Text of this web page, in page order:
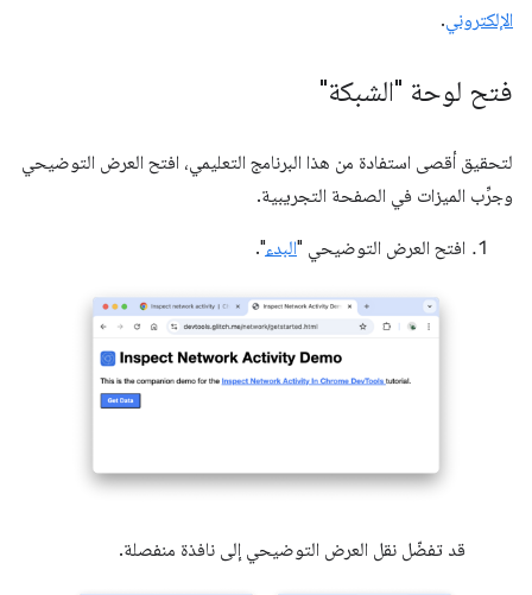
الإلكتروني.
فتح لوحة "الشبكة"
لتحقيق أقصى استفادة من هذا البرنامج التعليمي، افتح العرض التوضيحي
وجرِّب الميزات في الصفحة التجريبية.
افتح العرض التوضيحي "البدء".
قد تفضّل نقل العرض التوضيحي إلى نافذة منفصلة.